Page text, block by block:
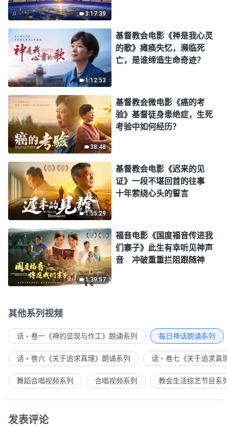
3:17:39
1:12:53
基督教会电影《神是我心灵
的歌》瘫痪失忆，濒临死
亡，是谁缔造生命奇迹？
38:48
基督教会微电影《癌的考
验》基督徒身患绝症，生死
考验中如何经历？
1:55:29
基督教会电影《迟来的见
证》一段不堪回首的往事
十年萦绕心头的誓言
1:39:57
福音电影《国度福音传进我
们寨子》此生有幸听见神声
音 冲破重重拦阻跟随神
其他系列视频
话・卷一《神的显现与作工》朗诵系列 每日神话朗诵系列
话・卷六《关于追求真理》朗诵系列 话・卷七《关于追求真
舞蹈合唱视频系列 合唱视频系列 教会生活综艺节目系
发表评论